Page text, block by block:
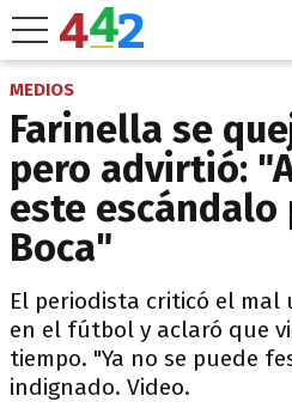
MEDIOS
Farinella se
pero advirtió:
este escándalo
Boca"
El periodista criticó el mal
en el fútbol y aclaró que
tiempo. "Ya no se puede
indignado. Video.